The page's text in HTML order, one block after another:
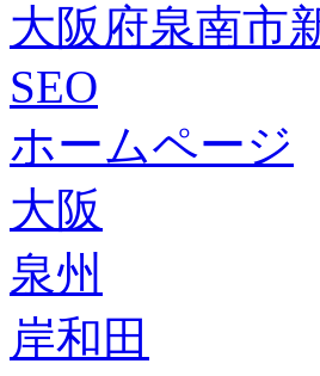
大阪府泉南市
SEO
ホームページ
大阪
泉州
岸和田